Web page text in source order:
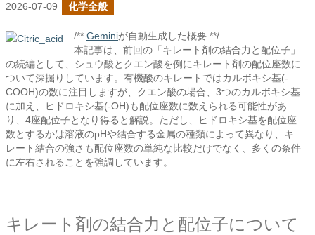
2026-07-09 化学全般
/** Geminiが自動生成した概要 **/
本記事は、前回の「キレート剤の結合力と配位子」
の続編として、シュウ酸とクエン酸を例にキレート剤の配位座数に
ついて深掘りしています。有機酸のキレートではカルボキシ基(-
COOH)の数に注目しますが、クエン酸の場合、3つのカルボキシ基
に加え、ヒドロキシ基(-OH)も配位座数に数えられる可能性があ
り、4座配位子となり得ると解説。ただし、ヒドロキシ基を配位座
数とするかは溶液のpHや結合する金属の種類によって異なり、キ
レート結合の強さも配位座数の単純な比較だけでなく、多くの条件
に左右されることを強調しています。
キレート剤の結合力と配位子について